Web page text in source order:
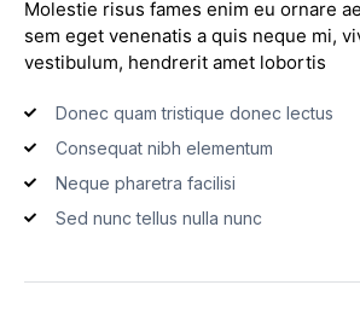
Molestie risus fames enim eu ornare
sem eget venenatis a quis neque mi,
vestibulum, hendrerit amet lobortis
Donec quam tristique donec lectus
Consequat nibh elementum
Neque pharetra facilisi
Sed nunc tellus nulla nunc